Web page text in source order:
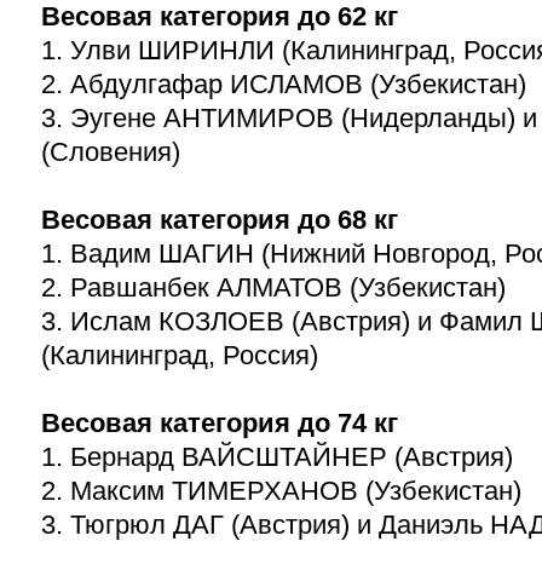
Весовая категория до 62 кг
1. Улви ШИРИНЛИ (Калининград,
2. Абдулгафар ИСЛАМОВ (Узбекистан)
3. Эугене АНТИМИРОВ (Нидерланды)
(Словения)
Весовая категория до 68 кг
1. Вадим ШАГИН (Нижний Новгород,
2. Равшанбек АЛМАТОВ (Узбекистан)
3. Ислам КОЗЛОЕВ (Австрия) и
(Калининград, Россия)
Весовая категория до 74 кг
1. Бернард ВАЙСШТАЙНЕР (Австрия)
2. Максим ТИМЕРХАНОВ (Узбекистан)
3. Тюгрюл ДАГ (Австрия) и Даниэль